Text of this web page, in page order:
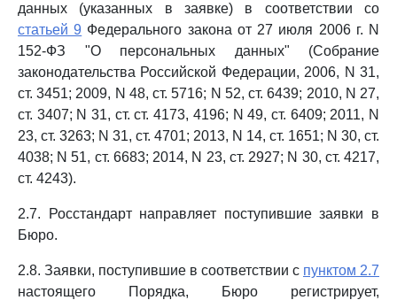
данных (указанных в заявке) в соответствии со
статьей 9 Федерального закона от 27 июля 2006 г. N
152-ФЗ "О персональных данных" (Собрание
законодательства Российской Федерации, 2006, N 31,
ст. 3451; 2009, N 48, ст. 5716; N 52, ст. 6439; 2010, N 27,
ст. 3407; N 31, ст. ст. 4173, 4196; N 49, ст. 6409; 2011, N
23, ст. 3263; N 31, ст. 4701; 2013, N 14, ст. 1651; N 30, ст.
4038; N 51, ст. 6683; 2014, N 23, ст. 2927; N 30, ст. 4217,
ст. 4243).
2.7. Росстандарт направляет поступившие заявки в
Бюро.
2.8. Заявки, поступившие в соответствии с пунктом 2.7
настоящего Порядка, Бюро регистрирует,